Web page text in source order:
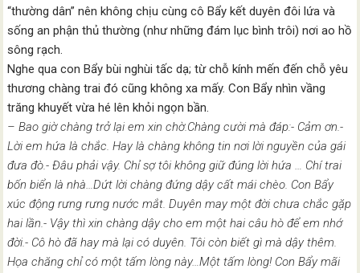
“thường dân” nên không chịu cùng cô Bẩy kết duyên đôi lứa và
sống an phận thủ thường (như những đám lục bình trôi) nơi ao hồ
sông rạch.
Nghe qua con Bẩy bùi nghùi tấc dạ; từ chỗ kính mến đến chỗ yêu
thương chàng trai đó cũng không xa mấy. Con Bẩy nhìn vầng
trăng khuyết vừa hé lên khỏi ngọn bần.
– Bao giờ chàng trở lại em xin chờ.Chàng cười mà đáp:- Cảm ơn.-
Lời em hứa là chắc. Hay là chàng không tin nơi lời nguyền của gái
đưa đò.- Đâu phải vậy. Chỉ sợ tôi không giữ đúng lời hứa … Chí trai
bốn biển là nhà…Dứt lời chàng đứng dậy cất mái chèo. Con Bẩy
xúc động rưng rưng nước mắt. Duyên may một đời chưa chắc gặp
hai lần.- Vậy thì xin chàng dậy cho em một hai câu hò để em nhớ
đời.- Cô hò đã hay mà lại có duyên. Tôi còn biết gì mà dậy thêm.
Họa chăng chỉ có một tấm lòng này…Một tấm lòng! Con Bẩy mãi